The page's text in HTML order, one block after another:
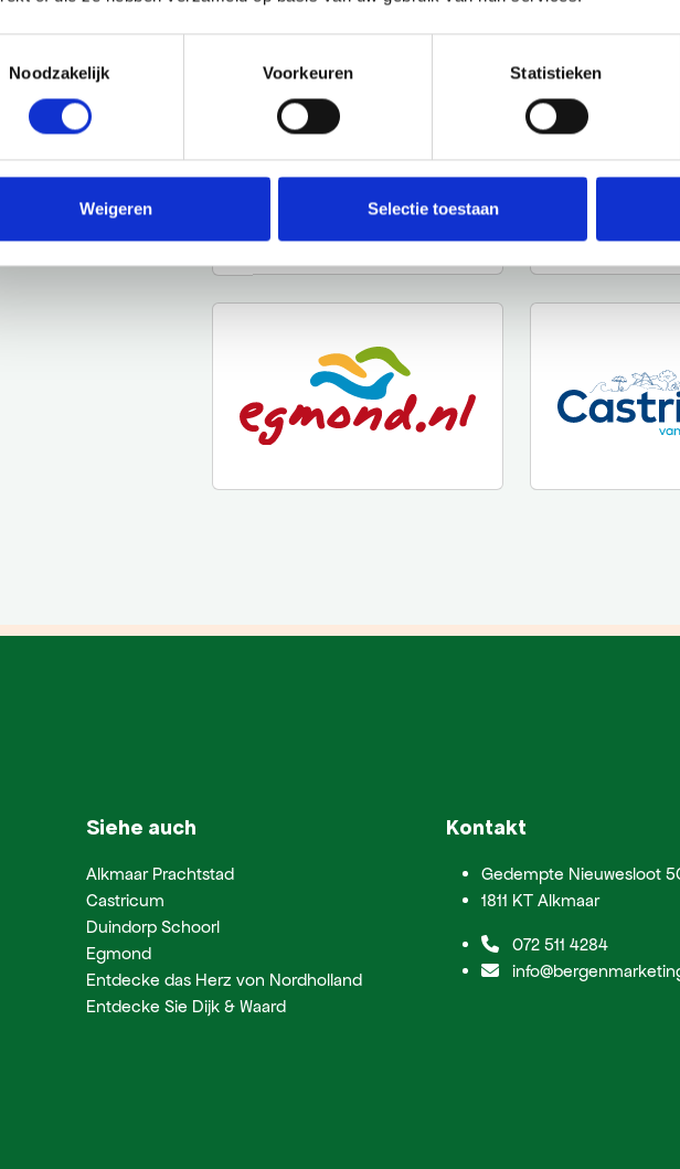
Noodzakelijk
Voorkeuren Statistieken
Weigeren Selectie toestaan
dir die anderen
wunderschöne
Siehe auch
Alkmaar Prachtstad
Castricum
Duindorp Schoorl
Egmond
Entdecke das Herz von Nordholland
Entdecke Sie Dijk & Waard
Kontakt
Gedempte Nieuwesloot
1811 KT Alkmaar
072 511 4284